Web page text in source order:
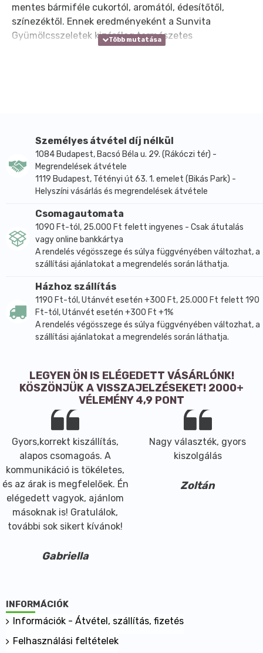
mentes bármiféle cukortól, aromától, édesítőtől,
színezéktől. Ennek eredményeként a Sunvita
Gyümölcsszeletek kizárólag természetes
alapanyagokat tartalmaznak és vegánok.
bárkinek, aki egészségtudatos snacket kíván két
főétkezés között. Gyümölcsszeleteink természetes
energiaforrások, melyek fogyasztása mindenkit jó
érzéssel tölt el.
Nem tartalmaz hozzáadott cukrot, mesterséges
aromát, édesítőszert vagy színezéket.
Egészséges, jó ár/érték arányú gyümölcsszelet.
Magas, 95% gyümölcstartalom.
Vegán.
(tartósítószer: kálium-szorbát), növényi zsír
(pálmazsír), füge paszta, almatöret, aszalt
sárgabarack (tartósítószer: kén-dioxid), liofilizált eper
por 1%, citrom sűrítmény, céklapor, természetes
Energia: 1423kJ/339kcal
Zsír: 5,5g amelyből telített zsírsav: 2,7g;
Szénhidrát: 65g amelyből cukor:57g
Fehérje: 2,8g
Száraz és hűvős helyen tárolandó.
Személyes átvétel díj nélkül
1084 Budapest, Bacsó Béla u. 29. (Rákóczi tér) -
Megrendelések átvétele
1119 Budapest, Tétényi út 63. 1. emelet (Bikás Park) -
Helyszíni vásárlás és megrendelések átvétele
Csomagautomata
1090 Ft-tól, 25.000 Ft felett ingyenes - Csak átutalás
vagy online bankkártya
A rendelés végösszege és súlya függvényében változhat, a
szállítási ajánlatokat a megrendelés során láthatja.
Házhoz szállítás
1190 Ft-tól, Utánvét esetén +300 Ft, 25.000 Ft felett 190
Ft-tól, Utánvét esetén +300 Ft +1%
A rendelés végösszege és súlya függvényében változhat, a
szállítási ajánlatokat a megrendelés során láthatja.
LEGYEN ÖN IS ELÉGEDETT VÁSÁRLÓNK!
KÖSZÖNJÜK A VISSZAJELZÉSEKET! 2000+
VÉLEMÉNY 4,9 PONT
Gyors,korrekt kiszállítás,
alapos csomagoás. A
kommunikáció is tökéletes,
és az árak is megfelelőek. Én
elégedett vagyok, ajánlom
másoknak is! Gratulálok,
további sok sikert kívánok!
Gabriella
Nagy választék, gyors
kiszolgálás
Zoltán
INFORMÁCIÓK
Információk - Átvétel, szállítás, fizetés
Felhasználási feltételek